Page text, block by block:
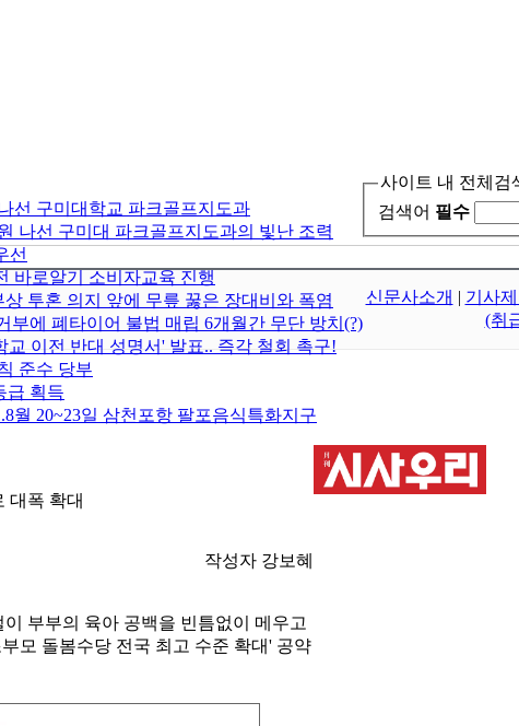
선 구미대학교 파크골프지도과
나선 구미대 파크골프지도과의 빛난 조력
선
바로알기 소비자교육 진행
투혼 의지 앞에 무릎 꿇은 장대비와 폭염
에 폐타이어 불법 매립 6개월간 무단 방치(?)
이전 반대 성명서' 발표.. 즉각 철회 촉구!
준수 당부
급 획득
월 20~23일 삼천포항 팔포음식특화지구
사이트 내 전체검
검색어 필수
대폭 확대
작성자 강보혜
부부의 육아 공백을 빈틈없이 메우고
모 돌봄수당 전국 최고 수준 확대' 공약
신문사소개 | 기사
(취